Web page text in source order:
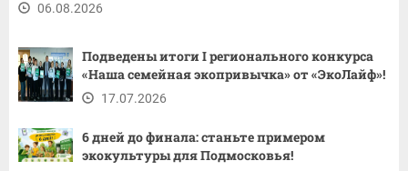
06.08.2026
Подведены итоги I регионального конкурса
«Наша семейная экопривычка» от «ЭкоЛайф»!
17.07.2026
6 дней до финала: станьте примером
экокультуры для Подмосковья!